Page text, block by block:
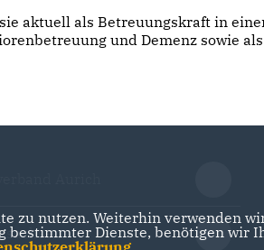
aktuell als Betreuungskraft in
und Demenz sowie als
zu nutzen. Weiterhin verwenden
bestimmter Dienste, benötigen
.